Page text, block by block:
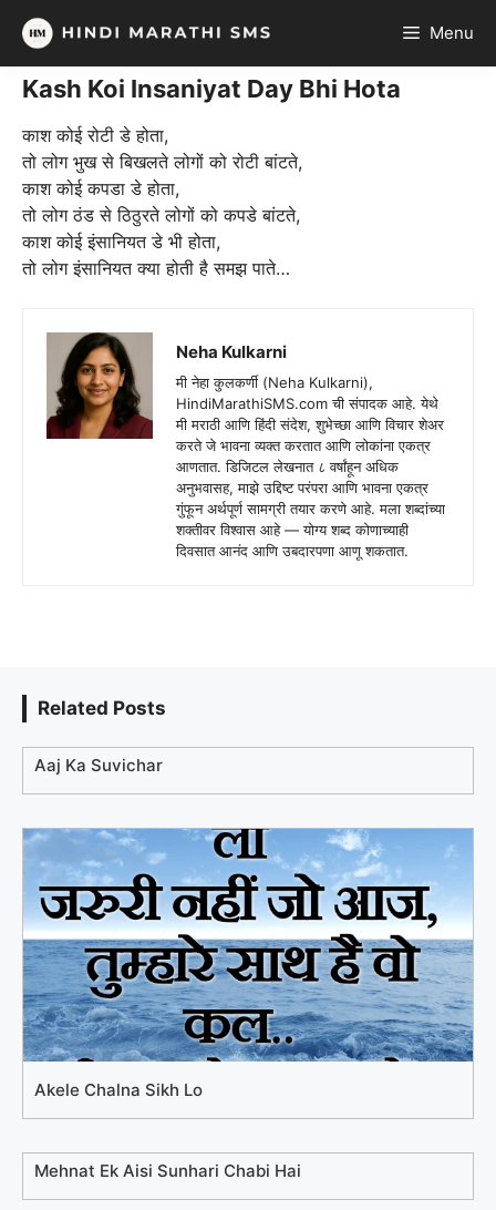
Skip
content
Menu
Kash Koi Insaniyat Day Bhi Hota
काश कोई रोटी डे होता,
तो लोग भुख से बिखलते लोगों को रोटी बांटते,
काश कोई कपडा डे होता,
तो लोग ठंड से ठिठुरते लोगों को कपडे बांटते,
काश कोई इंसानियत डे भी होता,
तो लोग इंसानियत क्या होती है समझ पाते…
Neha Kulkarni
मी नेहा कुलकर्णी (Neha Kulkarni),
HindiMarathiSMS.com ची संपादक आहे. येथे
मी मराठी आणि हिंदी संदेश, शुभेच्छा आणि विचार शेअर
करते जे भावना व्यक्त करतात आणि लोकांना एकत्र
आणतात. डिजिटल लेखनात ८ वर्षांहून अधिक
अनुभवासह, माझे उद्दिष्ट परंपरा आणि भावना एकत्र
गुंफून अर्थपूर्ण सामग्री तयार करणे आहे. मला शब्दांच्या
शक्तीवर विश्वास आहे — योग्य शब्द कोणाच्याही
दिवसात आनंद आणि उबदारपणा आणू शकतात.
Related Posts
Aaj Ka Suvichar
Akele Chalna Sikh Lo
Mehnat Ek Aisi Sunhari Chabi Hai